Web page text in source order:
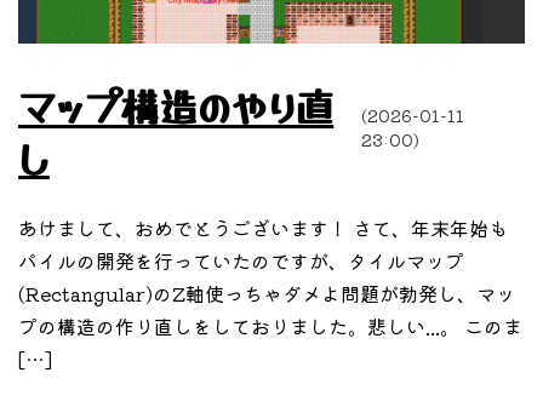
マップ構造のやり直
し
(2026-01-11
23:00)
あけまして、おめでとうございます！ さて、年末年始も
パイルの開発を行っていたのですが、タイルマップ
(Rectangular)のZ軸使っちゃダメよ問題が勃発し、マッ
プの構造の作り直しをしておりました。悲しい...。 このま
[…]